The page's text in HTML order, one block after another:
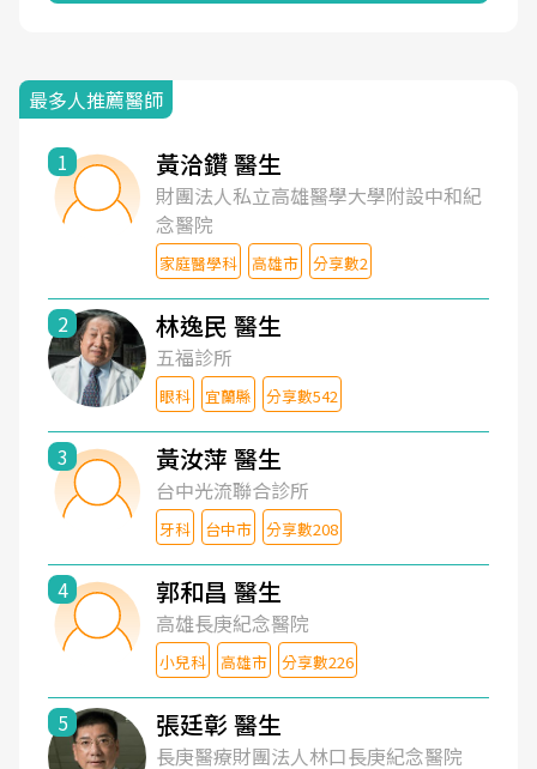
最多人推薦醫師
1 黃洽鑽 醫生
財團法人私立高雄醫學大學附設中和紀
念醫院
家庭醫學科 高雄市 分享數2
2 林逸民 醫生
五福診所
眼科 宜蘭縣 分享數542
3 黃汝萍 醫生
台中光流聯合診所
牙科 台中市 分享數208
4 郭和昌 醫生
高雄長庚紀念醫院
小兒科 高雄市 分享數226
5 張廷彰 醫生
長庚醫療財團法人林口長庚紀念醫院